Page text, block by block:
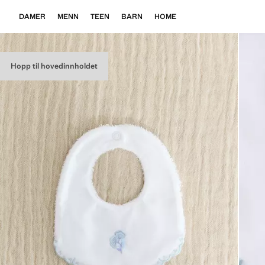
Hopp til hovedinnholdet
DAMER MENN TEEN BARN HOME